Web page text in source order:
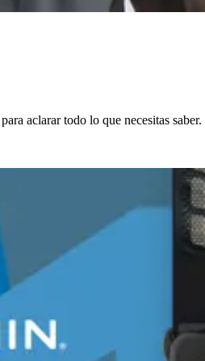
aclarar todo lo que necesitas saber.